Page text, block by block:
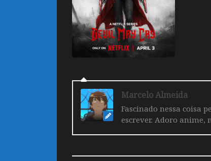
Marcelo Almeida
Fascinado nessa coisa
escrever. Adoro anime,